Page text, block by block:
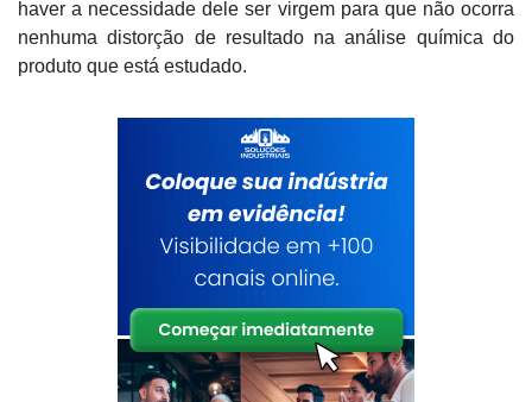
haver a necessidade dele ser virgem para que não ocorra
nenhuma distorção de resultado na análise química do
produto que está estudado.